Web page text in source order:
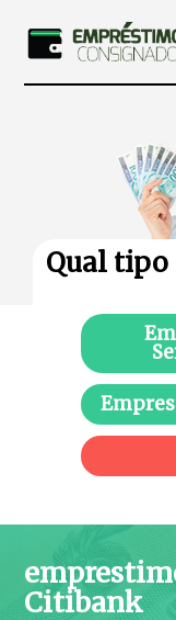
Qual tipo
Citibank